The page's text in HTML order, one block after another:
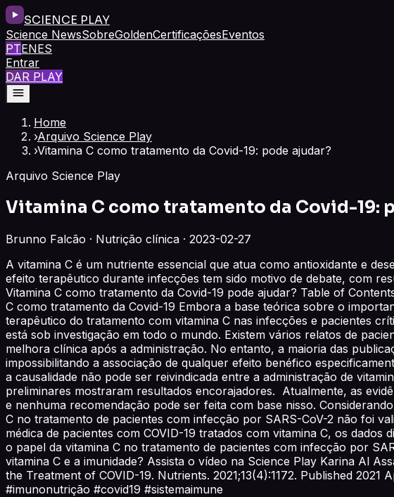
SCIENCE PLAY
Science NewsSobreGoldenCertificaçõesEventos
PTENES
Entrar
DAR PLAY
Home
›Arquivo Science Play
›Vitamina C como tratamento da Covid-19: pode ajudar?
Arquivo Science Play
Vitamina C como tratamento da Covid-19:
Brunno Falcão · Nutrição clínica · 2023-02-27
A vitamina C é um nutriente essencial que atua como antioxidante e
efeito terapêutico durante infecções tem sido motivo de debate, com
Vitamina C como tratamento da Covid-19 pode ajudar? Table of
C como tratamento da Covid-19 Embora a base teórica sobre o
terapêutico do tratamento com vitamina C nas infecções e pacientes
está sob investigação em todo o mundo. Existem vários relatos de
melhora clínica após a administração. No entanto, a maioria das
impossibilitando a associação de qualquer efeito benéfico
a causalidade não pode ser reivindicada entre a administração de
preliminares mostraram resultados encorajadores. Atualmente, as
e nenhuma recomendação pode ser feita com base nisso.
C no tratamento de pacientes com infecção por SARS-CoV-2 não foi
médica de pacientes com COVID-19 tratados com vitamina C, os
o papel da vitamina C no tratamento de pacientes com infecção por
vitamina C e a imunidade? Assista o vídeo na Science Play Karina Al
the Treatment of COVID-19. Nutrients. 2021;13(4):1172. Published
#imunonutrição #covid19 #sistemaimune